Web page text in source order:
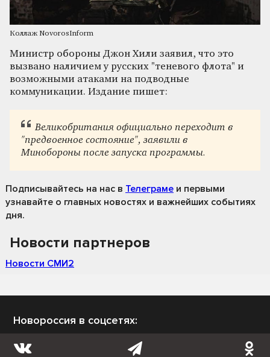
Коллаж NovorosInform
Министр обороны Джон Хили заявил, что это
вызвано наличием у русских "теневого флота" и
возможными атаками на подводные
коммуникации. Издание пишет:
Великобритания официально переходит в
"предвоенное состояние", заявили в
Минобороны после запуска программы.
Подписывайтесь на нас в Телеграме и первыми
узнавайте о главных новостях и важнейших событиях
дня.
Новости партнеров
Новости СМИ2
Новороссия в соцсетях: